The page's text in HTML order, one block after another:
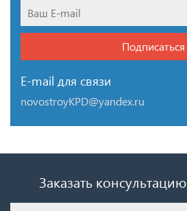
Подписаться
E-mail для связи
novostroyKPD@yandex.ru
Заказать